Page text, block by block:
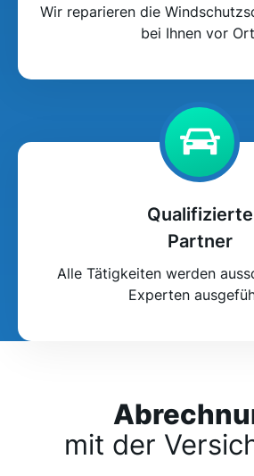
Wir reparieren die
bei Ihnen vor
Qualifizierte
Partner
Alle Tätigkeiten werden
Experten
mit der